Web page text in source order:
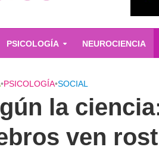
PSICOLOGÍA NEUROCIENCIA
•PSICOLOGÍA•SOCIAL
la
ven